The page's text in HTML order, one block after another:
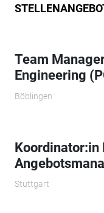
Team
Engineering
Böblingen
Koordinator:in
Stuttgart